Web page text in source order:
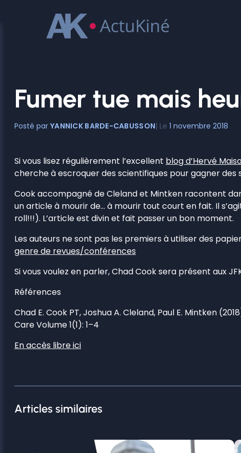
Fumer tue mais
YANNICK BARDE-CABUSSON 1 novembre 2018
Si vous lisez régulièrement l’excellent blog d’Hervé
cherche à escroquer des scientifiques pour gagner des
Cook accompagné de Cleland et Mintken racontent
un article à mourir de… à mourir tout court en fait. Il
roll!!!). L’article est divin et fait passer un bon moment.
Les auteurs ne sont pas les premiers à utiliser des
genre de revues/conférences
Si vous voulez en parler, Chad Cook sera présent aux
Références
Chad E. Cook PT, Joshua A. Cleland, Paul E. Mintken
Care Volume 1(1): 1–4
En accès libre ici
Articles similaires